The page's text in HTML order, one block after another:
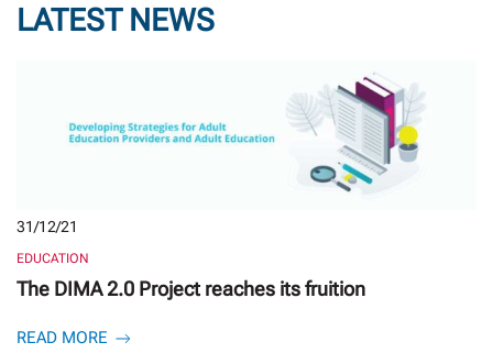
LATEST NEWS
31/12/21
EDUCATION
The DIMA 2.0 Project reaches its fruition
READ MORE